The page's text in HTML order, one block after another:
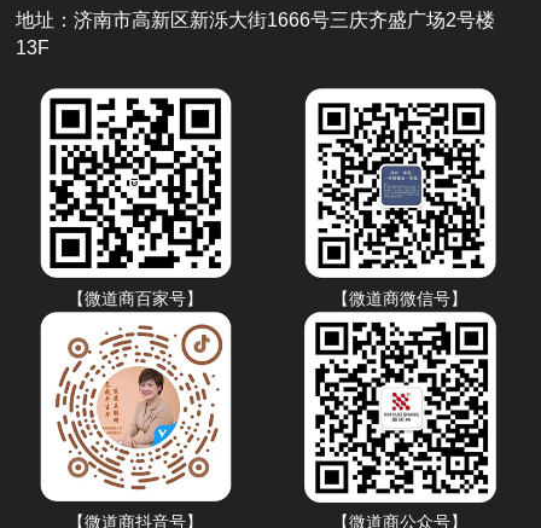
地址：济南市高新区新泺大街1666号三庆齐盛广场2号楼
13F
【微道商百家号】 【微道商微信号】
【微道商抖音号】 【微道商公众号】